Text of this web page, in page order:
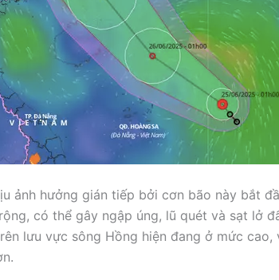
ảnh hưởng gián tiếp bởi cơn bão này bắt
có thể gây ngập úng, lũ quét và sạt lở
lưu vực sông Hồng hiện đang ở mức cao,